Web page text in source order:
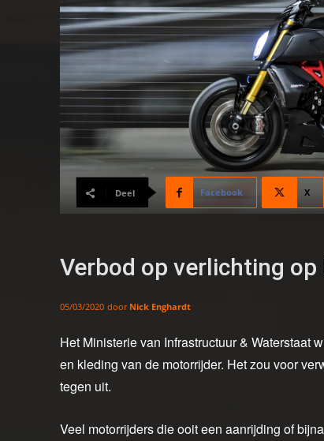
Deel Facebook X
Verbod op verlichting
05/03/2020 door Nick Enghardt
Het Ministerie van Infrastructuur & Waterstaat
en kleding van de motorrijder. Het zou voor
tegen uit.
Veel motorrijders die ooit een aanrijding of